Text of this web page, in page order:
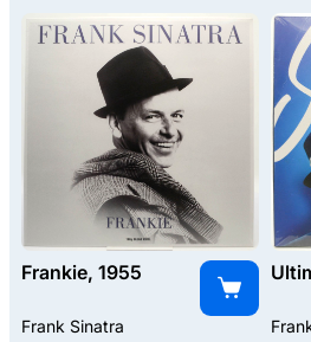
Frankie, 1955
Frank Sinatra